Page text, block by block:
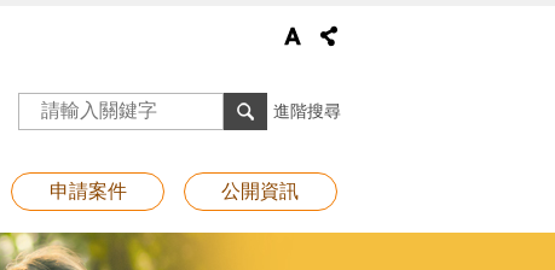
進階搜尋
申請案件 公開資訊